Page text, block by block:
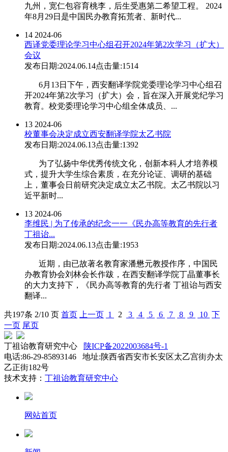
九州，宽仁包容育桃李，后生受惠第二希望工程。 2024
年8月29日是中国民办教育拓荒者、新时代...
14 2024-06
西译党委理论学习中心组召开2024年第2次学习（扩大）
会议
发布日期:2024.06.14点击量:1514
6月13日下午，西安翻译学院党委理论学习中心组召
开2024年第2次学习（扩大）会，旨在深入开展党纪学习
教育。校党委理论学习中心组全体成员、...
13 2024-06
校董事会决定成立西安翻译学院太乙书院
发布日期:2024.06.13点击量:1392
为了弘扬中华优秀传统文化，创新本科人才培养模
式，提升大学生综合素质，在充分论证、调研的基础
上，董事会日前研究决定成立太乙书院。太乙书院以习
近平新时...
13 2024-06
李维民 | 为了传承的纪念一一《民办高等教育的先行者
丁祖诒...
发布日期:2024.06.13点击量:1953
近期，由已故著名教育家潘懋元教授作序，中国民
办教育协会刘林会长作跋，在西安翻译学院丁晶董事长
的大力支持下，《民办高等教育的先行者 丁祖诒与西安
翻译...
共197条 2/10 页 首页 上一页 1 2 3 4 5 6 7 8 9 10 下
一页 尾页
丁祖诒教育研究中心
陕ICP备2022003684号-1
电话:86-29-85893146 地址:陕西省西安市长安区太乙宫街办太
乙正街182号
技术支持： 丁祖诒教育研究中心
网站首页